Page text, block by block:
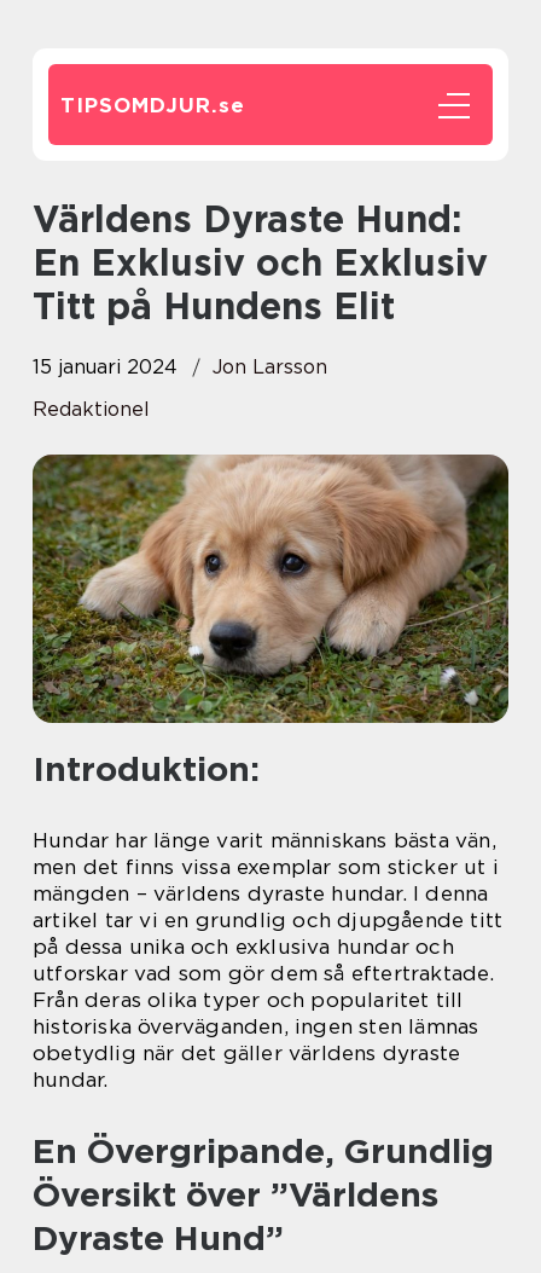
TIPSOMDJUR.se
Världens Dyraste Hund:
En Exklusiv och Exklusiv
Titt på Hundens Elit
15 januari 2024
Jon Larsson
Redaktionel
Introduktion:
Hundar har länge varit människans bästa vän,
men det finns vissa exemplar som sticker ut i
mängden – världens dyraste hundar. I denna
artikel tar vi en grundlig och djupgående titt
på dessa unika och exklusiva hundar och
utforskar vad som gör dem så eftertraktade.
Från deras olika typer och popularitet till
historiska överväganden, ingen sten lämnas
obetydlig när det gäller världens dyraste
hundar.
En Övergripande, Grundlig
Översikt över ”Världens
Dyraste Hund”